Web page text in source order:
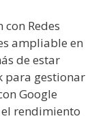
Redes
ampliable en
de estar
para gestionar
Google
rendimiento